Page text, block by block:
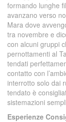
formando lunghe
avanzano verso
Mara dove
tra novembre e
con alcuni gruppi
pernottamenti al
tendati
contatto con
interrotto solo dai
tendato è
sistemazioni
Esperienze